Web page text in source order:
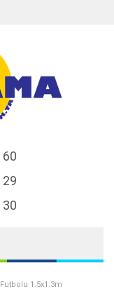
60
29
30
1.5x1.3m